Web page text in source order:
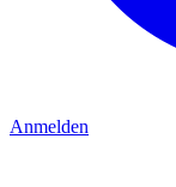
Anmelden